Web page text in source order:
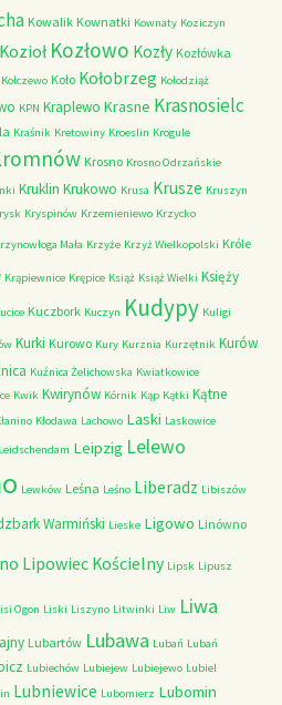
Kowalik Kownatki Kownaty Koziczyn
Kozioł Kozłowo Kozły Kozłówka
Kołczewo Koło Kołobrzeg Kołodziąż
KPN Kraplewo Krasne Krasnosielc
Kraśnik Kretowiny Kroeslin Krogule
Krosno Krosno Odrzańskie
Kruklin Krukowo Krusa Krusze Kruszyn
Kryspinów Krzemieniewo Krzycko
Mała Krzyże Krzyż Wielkopolski Króle
Krąpiewnice Krępice Książ Książ Wielki Księży
Kuczbork Kuczyn Kudypy Kuligi
Kurki Kurowo Kury Kurznia Kurzętnik Kurów
Kuźnica Żelichowska Kwiatkowice
Kwik Kwirynów Kórnik Kąp Kątki Kątne
Kłodawa Lachowo Laski Laskowice
Leidschendam Leipzig Lelewo
Lewków Leśna Leśno Liberadz Libiszów
Warmiński Lieske Ligowo Linówno
Lipowiec Kościelny Lipsk Lipusz
Ogon Liski Liszyno Litwinki Liw Liwa
Lubartów Lubawa Lubań Lubań
Lubiechów Lubiejew Lubiejewo Lubiel
Lubniewice Lubomierz Lubomin